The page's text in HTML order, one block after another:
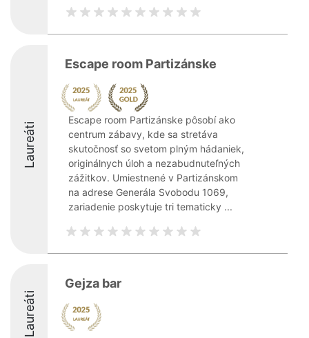
Laureáti
Escape room Partizánske
Escape room Partizánske pôsobí ako
centrum zábavy, kde sa stretáva
skutočnosť so svetom plným hádaniek,
originálnych úloh a nezabudnuteľných
zážitkov. Umiestnené v Partizánskom
na adrese Generála Svobodu 1069,
zariadenie poskytuje tri tematicky ...
Laureáti
Gejza bar